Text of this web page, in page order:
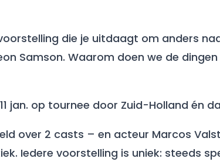
die je uitdaagt om anders
Samson. Waarom doen we de
jan. op tournee door Zuid-Holland én
over 2 casts – en acteur Marcos
Iedere voorstelling is uniek: steeds